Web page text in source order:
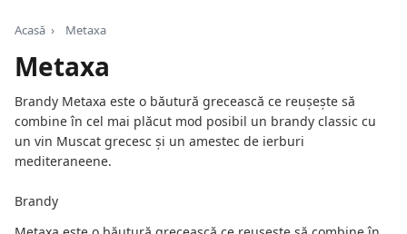
Acasă › Metaxa
Metaxa
Brandy Metaxa este o băutură grecească ce reușește să
combine în cel mai plăcut mod posibil un brandy classic cu
un vin Muscat grecesc și un amestec de ierburi
mediteraneene.
Brandy